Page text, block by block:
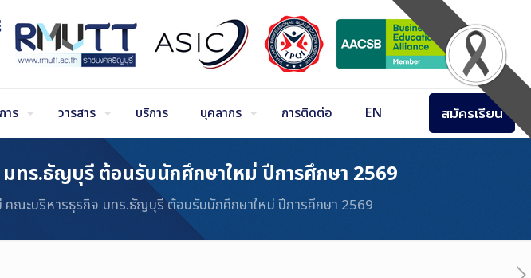
าร วารสาร บริการ บุคลากร การติดต่อ EN สมัครเรียน
ทร.ธัญบุรี ต้อนรับนักศึกษาใหม่ ปีการศึกษา 2569
คณะบริหารธุรกิจ มทร.ธัญบุรี ต้อนรับนักศึกษาใหม่ ปีการศึกษา 2569